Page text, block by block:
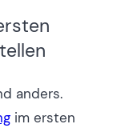
anders.
im ersten